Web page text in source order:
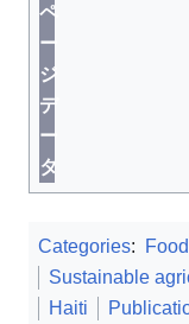
ペ
ー
ジ
デ
ー
タ
Categories: Food
Sustainable
Haiti